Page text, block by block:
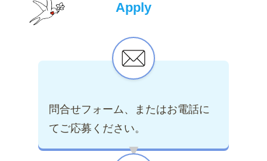
Apply
問合せフォーム、またはお電話に
てご応募ください。
▶